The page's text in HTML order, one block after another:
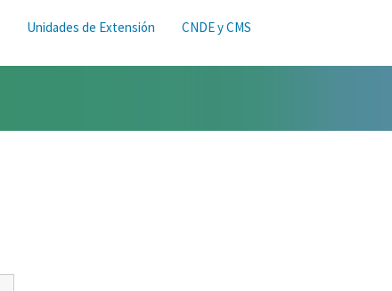
Unidades de Extensión CNDE y CMS